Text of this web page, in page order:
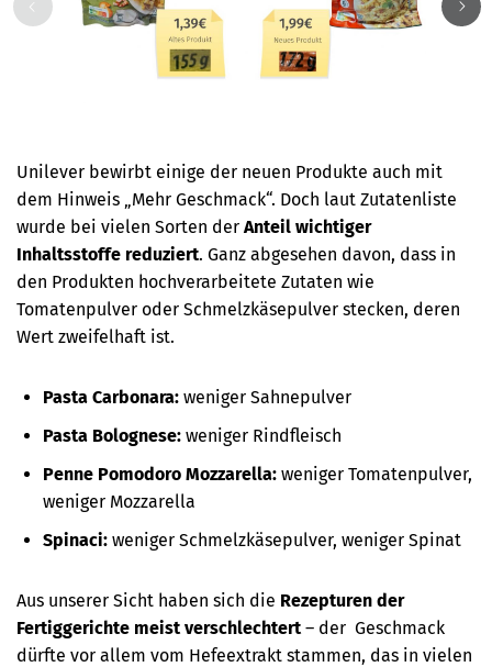
Unilever bewirbt einige der neuen Produkte auch mit
dem Hinweis „Mehr Geschmack“. Doch laut Zutatenliste
wurde bei vielen Sorten der Anteil wichtiger
Inhaltsstoffe reduziert. Ganz abgesehen davon, dass in
den Produkten hochverarbeitete Zutaten wie
Tomatenpulver oder Schmelzkäsepulver stecken, deren
Wert zweifelhaft ist.
Pasta Carbonara: weniger Sahnepulver
Pasta Bolognese: weniger Rindfleisch
Penne Pomodoro Mozzarella: weniger Tomatenpulver,
weniger Mozzarella
Spinaci: weniger Schmelzkäsepulver, weniger Spinat
Aus unserer Sicht haben sich die Rezepturen der
Fertiggerichte meist verschlechtert – der Geschmack
dürfte vor allem vom Hefeextrakt stammen, das in vielen